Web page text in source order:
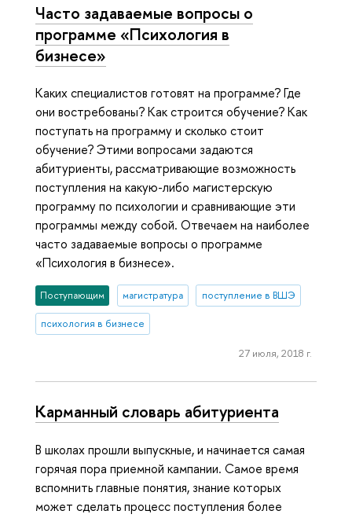
Часто задаваемые вопросы о
программе «Психология в
бизнесе»
Каких специалистов готовят на программе? Где
они востребованы? Как строится обучение? Как
поступать на программу и сколько стоит
обучение? Этими вопросами задаются
абитуриенты, рассматривающие возможность
поступления на какую-либо магистерскую
программу по психологии и сравнивающие эти
программы между собой. Отвечаем на наиболее
часто задаваемые вопросы о программе
«Психология в бизнесе».
Поступающим магистратура поступление в ВШЭ
психология в бизнесе
27 июля, 2018 г.
Карманный словарь абитуриента
В школах прошли выпускные, и начинается самая
горячая пора приемной кампании. Самое время
вспомнить главные понятия, знание которых
может сделать процесс поступления более